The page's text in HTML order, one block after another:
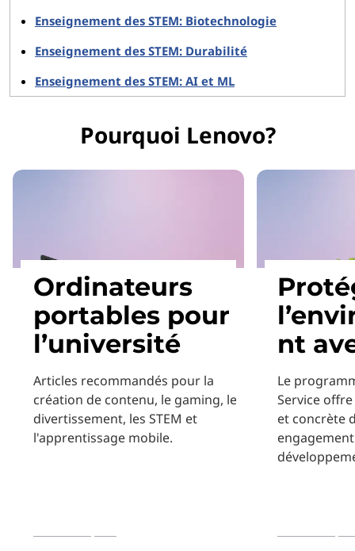
Enseignement des STEM: Biotechnologie
Enseignement des STEM: Durabilité
Enseignement des STEM: AI et ML
Pourquoi Lenovo?
Ordinateurs
portables pour
l’université
Articles recommandés pour la
création de contenu, le gaming, le
divertissement, les STEM et
l'apprentissage mobile.
nt
Le
Service
et concrète